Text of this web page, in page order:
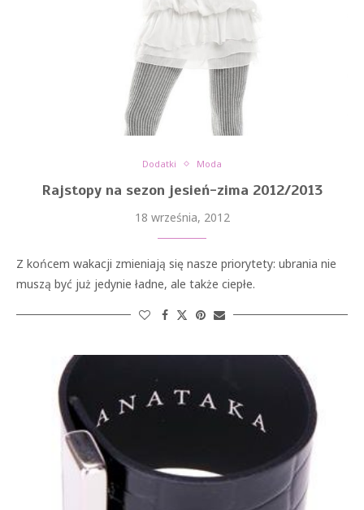
Dodatki Moda
Rajstopy na sezon jesień-zima 2012/2013
18 września, 2012
Z końcem wakacji zmieniają się nasze priorytety: ubrania nie
muszą być już jedynie ładne, ale także ciepłe.